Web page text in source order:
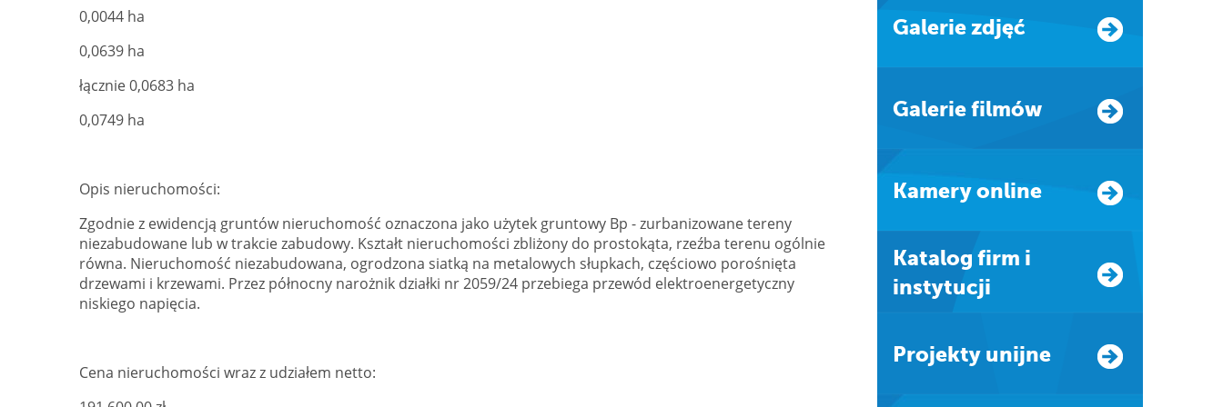
0,0044 ha
0,0639 ha
łącznie 0,0683 ha
0,0749 ha
Opis nieruchomości:
Zgodnie z ewidencją gruntów nieruchomość oznaczona jako użytek gruntowy Bp - zurbanizowane tereny
niezabudowane lub w trakcie zabudowy. Kształt nieruchomości zbliżony do prostokąta, rzeźba terenu ogólnie
równa. Nieruchomość niezabudowana, ogrodzona siatką na metalowych słupkach, częściowo porośnięta
drzewami i krzewami. Przez północny narożnik działki nr 2059/24 przebiega przewód elektroenergetyczny
niskiego napięcia.
Cena nieruchomości wraz z udziałem netto:
Galerie zdjęć
Galerie filmów
Kamery online
Katalog firm i
instytucji
Projekty unijne